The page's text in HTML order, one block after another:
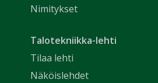
Nimitykset
Talotekniikka-lehti
Tilaa lehti
Näköislehdet